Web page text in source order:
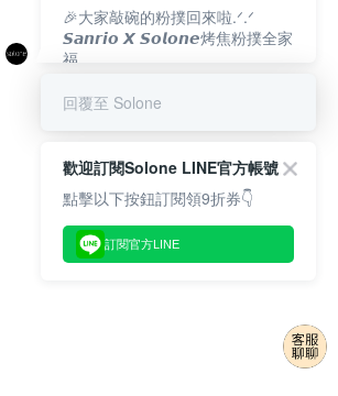
🎉大家敲碗的粉撲回來啦.ᐟ‪‪.ᐟ
𝙎𝙖𝙣𝙧𝙞𝙤 𝙓 𝙎𝙤𝙡𝙤𝙣𝙚烤焦粉撲全家
福
回覆至 Solone
歡迎訂閱Solone LINE官方帳號
點擊以下按鈕訂閱領9折券👇
訂閱官方LINE